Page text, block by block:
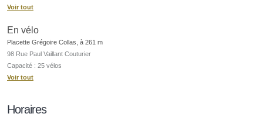
Voir tout
En vélo
Placette Grégoire Collas, à 261 m
98 Rue Paul Vaillant Couturier
Capacité : 25 vélos
Voir tout
Horaires